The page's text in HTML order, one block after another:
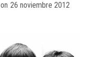
on 26 noviembre 2012